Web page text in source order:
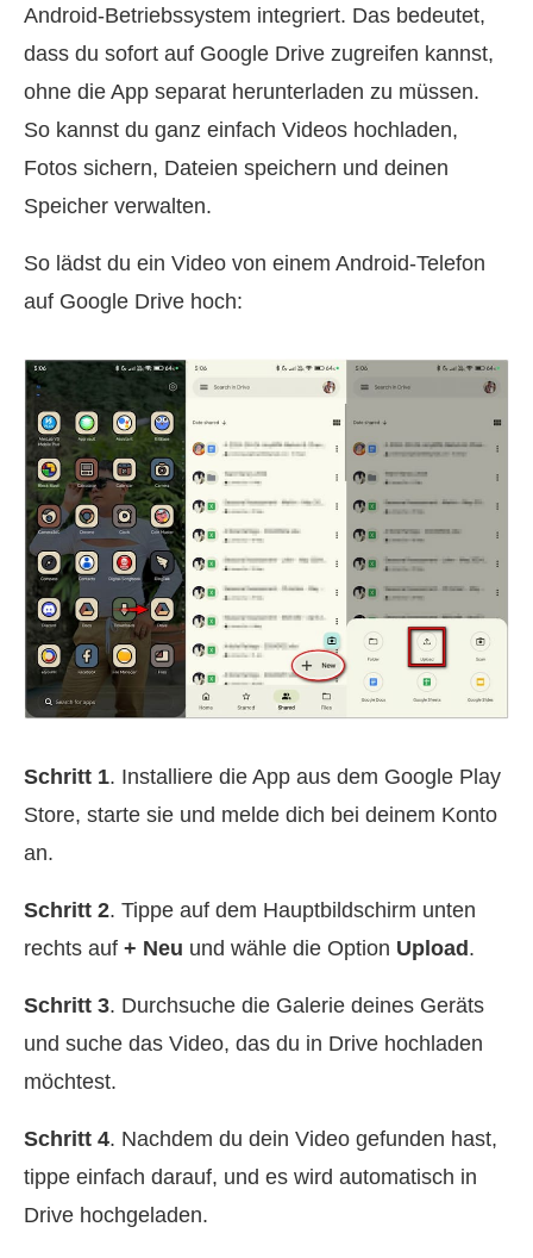
Android-Betriebssystem integriert. Das bedeutet,
dass du sofort auf Google Drive zugreifen kannst,
ohne die App separat herunterladen zu müssen.
So kannst du ganz einfach Videos hochladen,
Fotos sichern, Dateien speichern und deinen
Speicher verwalten.
So lädst du ein Video von einem Android‑Telefon
auf Google Drive hoch:
Schritt 1. Installiere die App aus dem Google Play
Store, starte sie und melde dich bei deinem Konto
an.
Schritt 2. Tippe auf dem Hauptbildschirm unten
rechts auf + Neu und wähle die Option Upload.
Schritt 3. Durchsuche die Galerie deines Geräts
und suche das Video, das du in Drive hochladen
möchtest.
Schritt 4. Nachdem du dein Video gefunden hast,
tippe einfach darauf, und es wird automatisch in
Drive hochgeladen.